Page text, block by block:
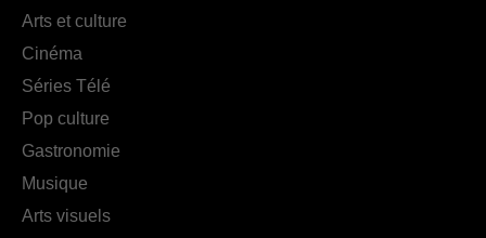
Arts et culture
Cinéma
Séries Télé
Pop culture
Gastronomie
Musique
Arts visuels